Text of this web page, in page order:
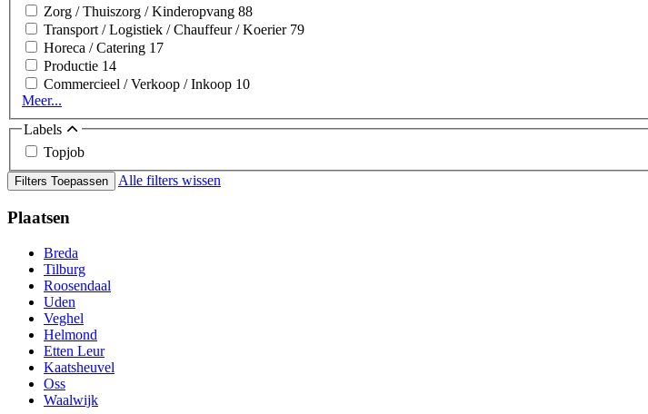
Zorg / Thuiszorg / Kinderopvang 88
Transport / Logistiek / Chauffeur / Koerier 79
Horeca / Catering 17
Productie 14
Commercieel / Verkoop / Inkoop 10
Meer...
Labels
Topjob
Filters Toepassen Alle filters wissen
Plaatsen
Breda
Tilburg
Roosendaal
Uden
Veghel
Helmond
Etten Leur
Kaatsheuvel
Oss
Waalwijk